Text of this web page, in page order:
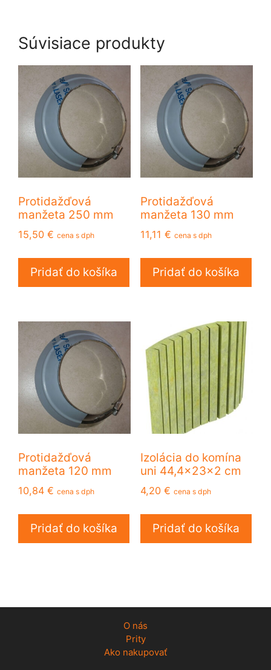
Súvisiace produkty
Protidažďová
manžeta 250 mm
15,50 € cena s dph
Pridať do košíka
Protidažďová
manžeta 130 mm
11,11 € cena s dph
Pridať do košíka
Protidažďová
manžeta 120 mm
10,84 € cena s dph
Pridať do košíka
Izolácia do komína
uni 44,4x23x2 cm
4,20 € cena s dph
Pridať do košíka
O nás
Prity
Ako nakupovať